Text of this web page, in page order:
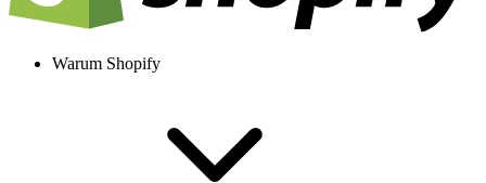
Warum Shopify